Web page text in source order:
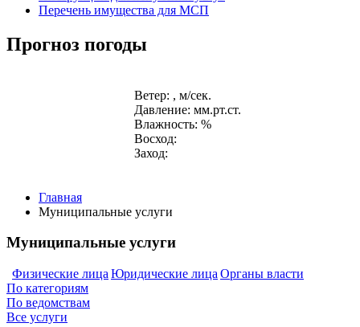
Перечень имущества для МСП
Прогноз погоды
Ветер: , м/сек.
Давление: мм.рт.ст.
Влажность: %
Восход:
Заход:
Главная
Муниципальные услуги
Муниципальные услуги
Физические лица Юридические лица Органы власти
По категориям
По ведомствам
Все услуги